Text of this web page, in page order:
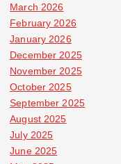
March 2026
February 2026
January 2026
December 2025
November 2025
October 2025
September 2025
August 2025
July 2025
June 2025